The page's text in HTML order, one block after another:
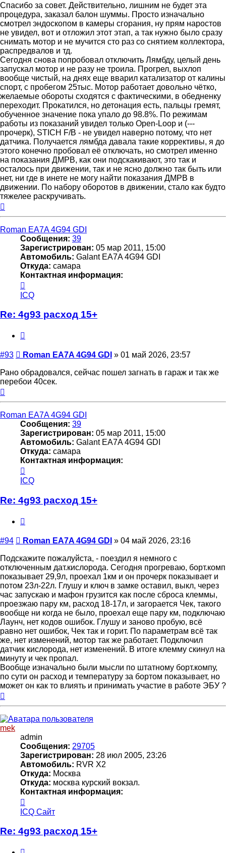
Спасибо за совет. Действительно, лишним не будет эта
процедура, заказал балон шуммы. Просто изначально
смотрел эндоскопом в камеры сгорания, ну прям наростов
не увидел, вот и отложил этот этап, а так нужно было сразу
снимать мотор и не мучится сто раз со снятием коллектора,
распредвалов и тд.
Сегодня снова попробовал отключить Лямбду, целый день
запускал мотор и не разу не троила. Прогрел, выхлоп
вообще чистый, на днях еще вварил катализатор от калины
спорт, с пробегом 25тыс. Мотор работает довольно чётко,
желаемые обороты сходятся с фактическими, в обедненку
переходит. Прокатился, но детонация есть, пальцы гремят,
обученное значение пока упало до 98.8%. По режимам
работы из показаний увидел только Open-Loop и (---
прочерк), STICH F/B - не увидел наверно потому, что нет
датчика. Получается лямбда давала такие коррективы, я до
этого конечно пробовал её отключать, но смотрел именно
на показания ДМРВ, как они подскакивают, это так и
осталось при движении, так и не ясно должно так быть или
нет, ни где в инете не могу найти показания ДМРВ в
движении. По набору оборотов в движении, стало как будто
тяжелее раскручивать.
Roman EA7A 4G94 GDI
Сообщения: 39
Зарегистрирован: 05 мар 2011, 15:00
Автомобиль: Galant EA7A 4G94 GDI
Откуда: самара
Контактная информация:
информация
пользователя
Roman
EA7A
GDI
ICQ
Re: 4g93 расход 15+
#93 Сообщение
Roman EA7A 4G94 GDI » 01 май 2026, 23:57
Рано обрадовался, сейчас пошел загнать в гараж и так же
перебои 40сек.
Roman EA7A 4G94 GDI
Сообщения: 39
Зарегистрирован: 05 мар 2011, 15:00
Автомобиль: Galant EA7A 4G94 GDI
Откуда: самара
Контактная информация:
информация
пользователя
Roman
EA7A
GDI
ICQ
Re: 4g93 расход 15+
#94 Сообщение
Roman EA7A 4G94 GDI » 04 май 2026, 23:16
Подскажите пожалуйста, - поездил я немного с
отключенным дат.кислорода. Сегодня прогреваю, борт.комп
показывает 29,9л, проехал 1км и он прочерк показывает и
потом 23л-22л. Глушу и ключ в замке оставил, выкл, через
час запускаю и мафон грузится как после сброса клеммы,
проезжаю пару км, расход 18-17л, и загорается Чек, такого
вообще ни когда не было, проехал еще пару км, подключаю
Лаунч, нет кодов ошибок. Глушу и заново пробую, всё
равно нет ошибок, Чек так и горит. По параметрам всё так
же, нет изменений, мотор так же работает. Подключил
датчик кислорода, нет изменений. В итоге клемму скинул на
минуту и чек пропал.
Вообще изначально были мысли по штатному борт.компу,
по сути он расход и температуру за бортом показывает, но
может он как то влиять и принимать участие в работе ЭБУ ?
mek
admin
Сообщения: 29705
Зарегистрирован: 28 июл 2005, 23:26
Автомобиль: RVR X2
Откуда: Москва
Откуда: москва курский вокзал.
Контактная информация:
информация
пользователя
mek
ICQ Сайт
Re: 4g93 расход 15+